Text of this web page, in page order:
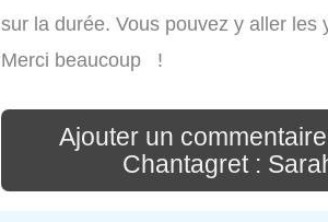
sur la durée. Vous pouvez y aller
Merci beaucoup !
Ajouter un
Chantagret :